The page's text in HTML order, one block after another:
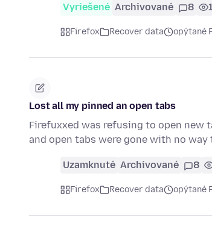
Vyriešené Archivované 8
Firefox Recover data opýtané
Lost all my pinned an open tabs
Firefuxxed was refusing to open new
and open tabs were gone with no
Uzamknuté Archivované 8
Firefox Recover data opýtané